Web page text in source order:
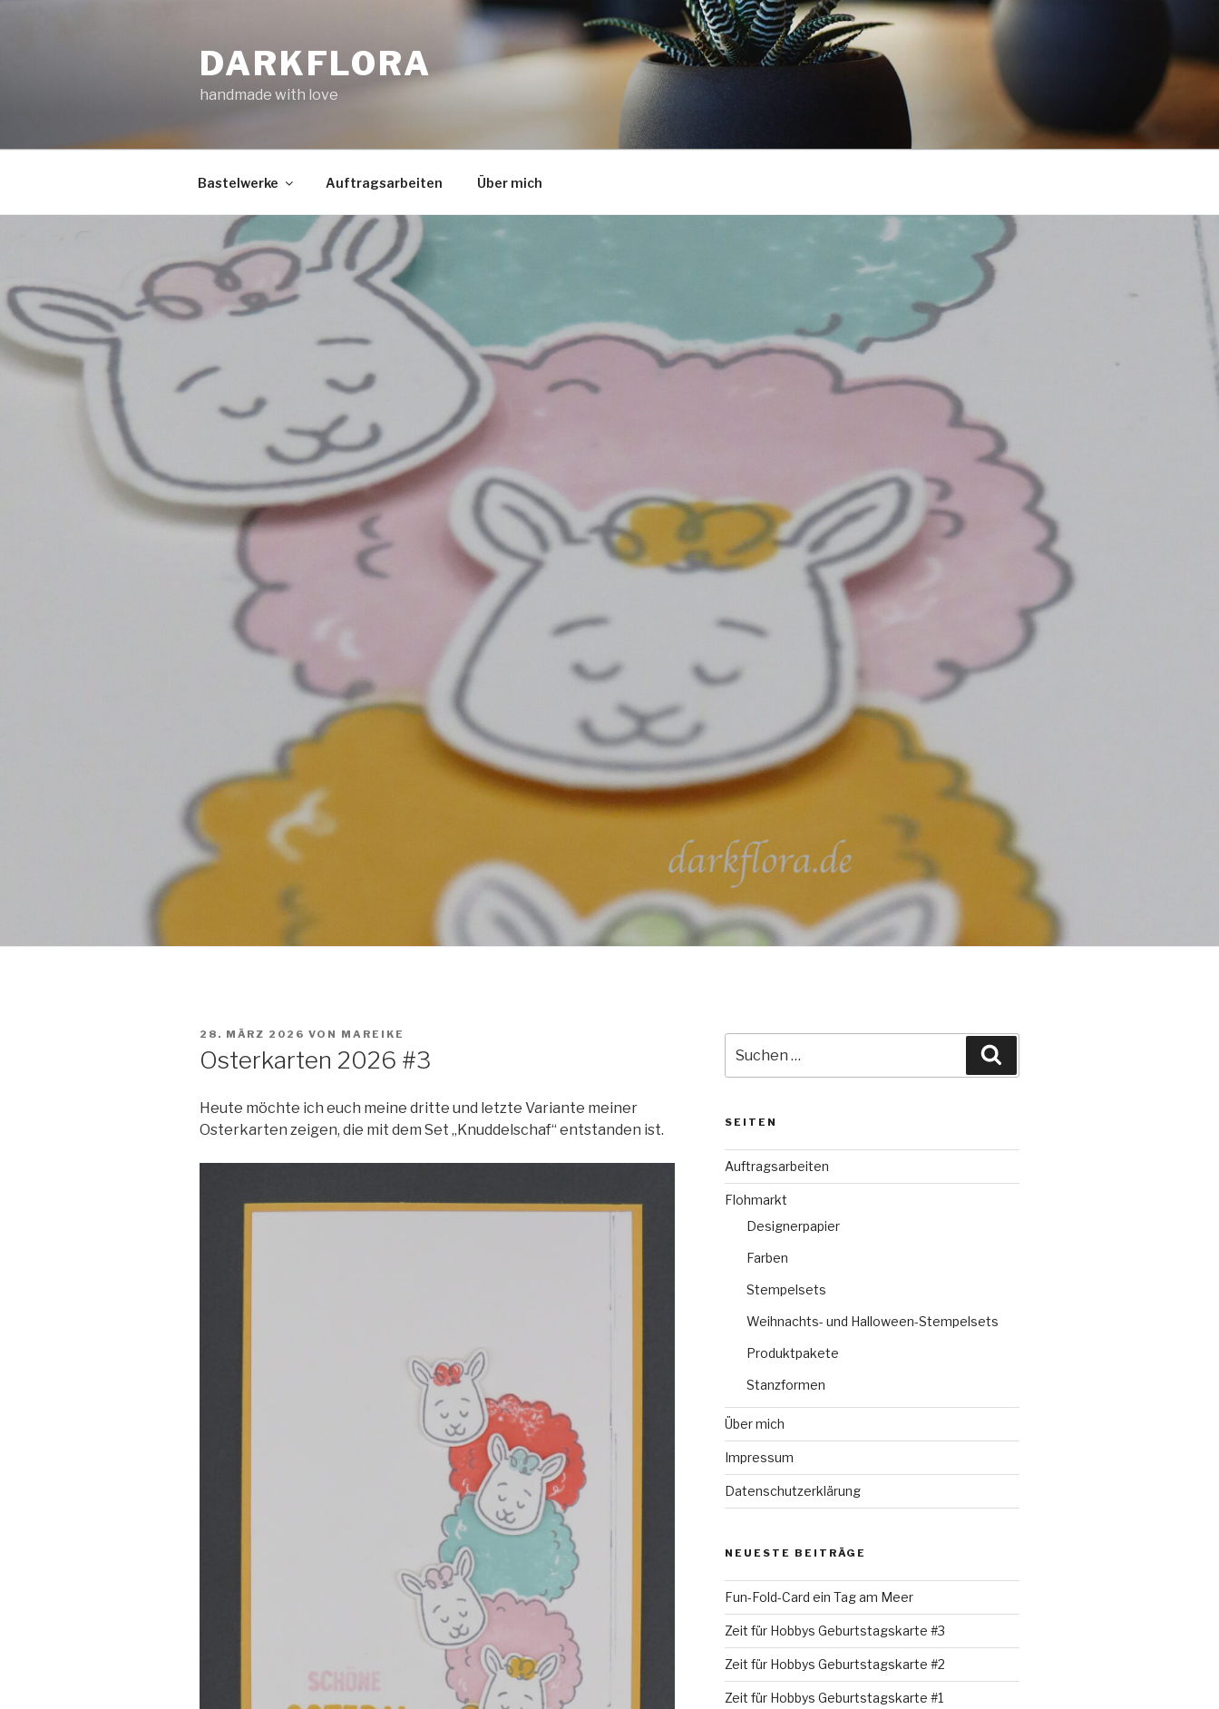
DARKFLORA
handmade with love
Bastelwerke Auftragsarbeiten Über mich
VERÖFFENTLICHT
28. MÄRZ 2026 VON MAREIKE
Osterkarten 2026 #3
Heute möchte ich euch meine dritte und letzte Variante meiner
Osterkarten zeigen, die mit dem Set „Knuddelschaf“ entstanden ist.
nach:
SEITEN
Auftragsarbeiten
Flohmarkt
Designerpapier
Farben
Stempelsets
Weihnachts- und Halloween-Stempelsets
Produktpakete
Stanzformen
Über mich
Impressum
Datenschutzerklärung
NEUESTE BEITRÄGE
Fun-Fold-Card ein Tag am Meer
Zeit für Hobbys Geburtstagskarte #3
Zeit für Hobbys Geburtstagskarte #2
Zeit für Hobbys Geburtstagskarte #1